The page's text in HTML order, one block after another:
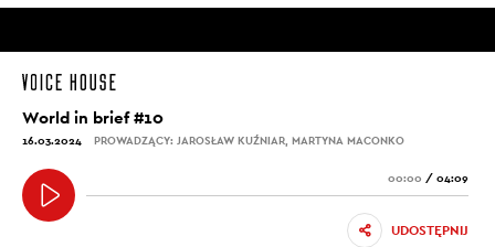
World in brief #10
16.03.2024 PROWADZĄCY: JAROSŁAW KUŹNIAR, MARTYNA MACONKO
00:00 / 04:09
UDOSTĘPNIJ